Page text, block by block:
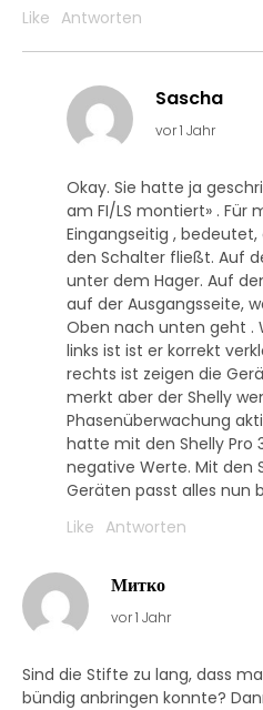
Like Antworten
Sascha
vor 1 Jahr
Okay. Sie hatte ja
am FI/LS montiert» . Für
Eingangseitig ,
den Schalter fließt. Auf
unter dem Hager. Auf
auf der Ausgangsseite,
Oben nach unten geht .
links ist ist er korrekt
rechts ist zeigen die
merkt aber der Shelly
Phasenüberwachung
hatte mit den Shelly Pro
negative Werte. Mit den
Geräten passt alles nun
Like Antworten
Митко
vor 1 Jahr
Sind die Stifte zu lang, dass
bündig anbringen konnte?